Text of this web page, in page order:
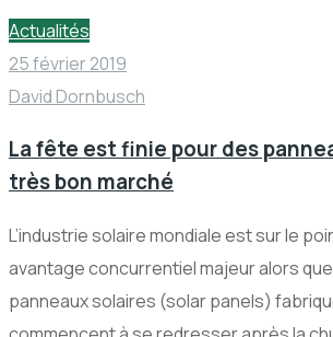
Actualités
25 février 2019
David Dornbusch
La fête est finie pour des
très bon marché
L’industrie solaire mondiale est sur le
avantage concurrentiel majeur alors
panneaux solaires (solar panels)